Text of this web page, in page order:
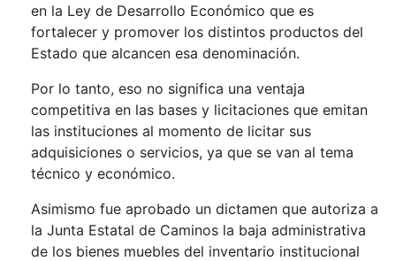
en la Ley de Desarrollo Económico que es
fortalecer y promover los distintos productos del
Estado que alcancen esa denominación.
Por lo tanto, eso no significa una ventaja
competitiva en las bases y licitaciones que emitan
las instituciones al momento de licitar sus
adquisiciones o servicios, ya que se van al tema
técnico y económico.
Asimismo fue aprobado un dictamen que autoriza a
la Junta Estatal de Caminos la baja administrativa
de los bienes muebles del inventario institucional